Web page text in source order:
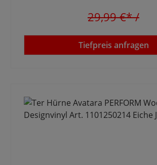
29,99 €*/
Tiefpreis anfragen